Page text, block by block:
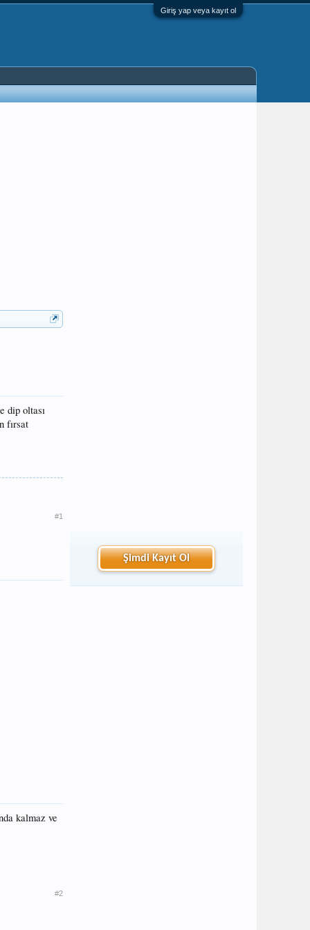
Giriş yap veya kayıt ol
dip oltası
fırsat
#1
kalmaz ve
#2
Şimdi Kayıt Ol